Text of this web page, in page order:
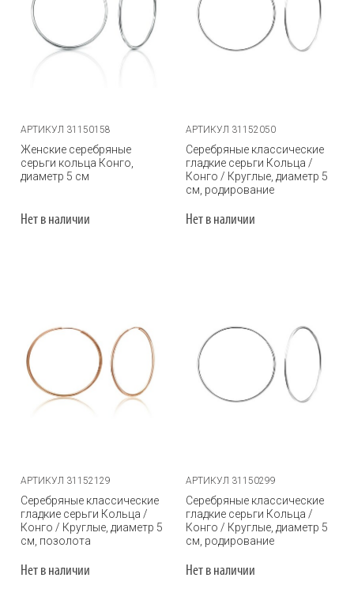
АРТИКУЛ 31150158
Женские серебряные
серьги кольца Конго,
диаметр 5 см
Нет в наличии
АРТИКУЛ 31152050
Серебряные классические
гладкие серьги Кольца /
Конго / Круглые, диаметр 5
см, родирование
Нет в наличии
АРТИКУЛ 31152129
Серебряные классические
гладкие серьги Кольца /
Конго / Круглые, диаметр 5
см, позолота
Нет в наличии
АРТИКУЛ 31150299
Серебряные классические
гладкие серьги Кольца /
Конго / Круглые, диаметр 5
см, родирование
Нет в наличии